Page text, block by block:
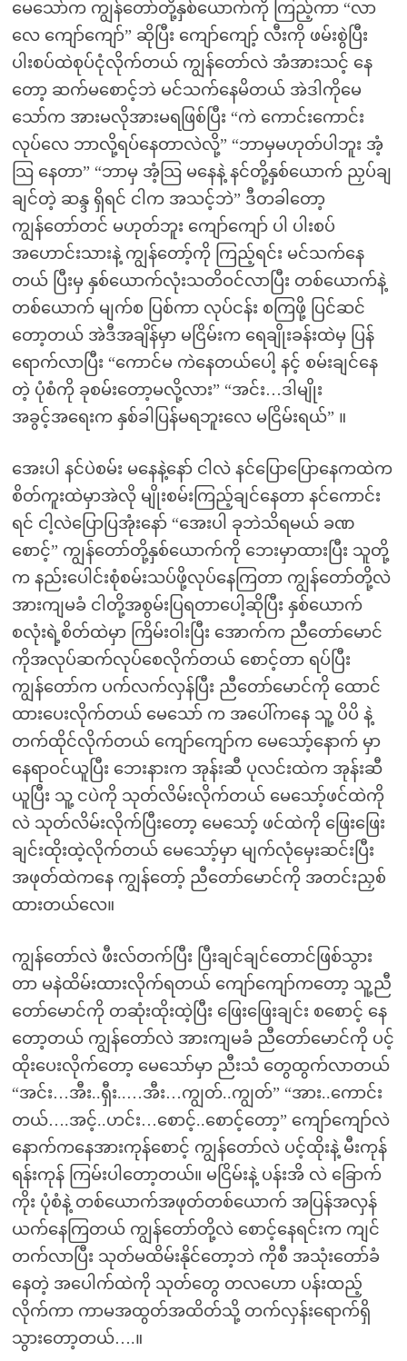
မေသော်က ကျွန်တော်တို့နှစ်ယောက်ကို ကြည့်ကာ “လာ
လေ ကျော်ကျော်” ဆိုပြီး ကျော်ကျော့် လီးကို ဖမ်းစွဲပြီး
ပါးစပ်ထဲစုပ်ငုံလိုက်တယ် ကျွန်တော်လဲ အံအားသင့် နေ
တော့ ဆက်မစောင့်ဘဲ မင်သက်နေမိတယ် အဲဒါကိုမေ
သော်က အားမလိုအားမရဖြစ်ပြီး “ကဲ ကောင်းကောင်း
လုပ်လေ ဘာလို့ရပ်နေတာလဲလို့” “ဘာမှမဟုတ်ပါဘူး အံ့
သြ နေတာ” “ဘာမှ အံ့သြ မနေနဲ့ နင်တို့နှစ်ယောက် ညှပ်ချ
ချင်တဲ့ ဆန္ဒ ရှိရင် ငါက အသင့်ဘဲ” ဒီတခါတော့
ကျွန်တော်တင် မဟုတ်ဘူး ကျော်ကျော် ပါ ပါးစပ်
အဟောင်းသားနဲ့ ကျွန်တော့်ကို ကြည့်ရင်း မင်သက်နေ
တယ် ပြီးမှ နှစ်ယောက်လုံးသတိဝင်လာပြီး တစ်ယောက်နဲ့
တစ်ယောက် မျက်စ ပြစ်ကာ လုပ်ငန်း စကြဖို့ ပြင်ဆင်
တော့တယ် အဲဒီအချိန်မှာ မငြိမ်းက ရေချိုးခန်းထဲမှ ပြန်
ရောက်လာပြီး “ကောင်မ ကဲနေတယ်ပေါ့ နင့် စမ်းချင်နေ
တဲ့ ပုံစံကို ခုစမ်းတော့မလို့လား” “အင်း…ဒါမျိုး
အခွင့်အရေးက နှစ်ခါပြန်မရဘူးလေ မငြိမ်းရယ်” ။
အေးပါ နင်ပဲစမ်း မနေနဲ့နော် ငါလဲ နင်ပြောပြောနေကထဲက
စိတ်ကူးထဲမှာအဲလို မျိုးစမ်းကြည့်ချင်နေတာ နင်ကောင်း
ရင် ငါ့လဲပြောပြအုံးနော် “အေးပါ ခုဘဲသိရမယ် ခဏ
စောင့်” ကျွန်တော်တို့နှစ်ယောက်ကို ဘေးမှာထားပြီး သူတို့
က နည်းပေါင်းစုံစမ်းသပ်ဖို့လုပ်နေကြတာ ကျွန်တော်တို့လဲ
အားကျမခံ ငါတို့အစွမ်းပြရတာပေါ့ဆိုပြီး နှစ်ယောက်
စလုံးရဲ့စိတ်ထဲမှာ ကြိမ်းဝါးပြီး အောက်က ညီတော်မောင်
ကိုအလုပ်ဆက်လုပ်စေလိုက်တယ် စောင့်တာ ရပ်ပြီး
ကျွန်တော်က ပက်လက်လှန်ပြီး ညီတော်မောင်ကို ထောင်
ထားပေးလိုက်တယ် မေသော် က အပေါ်ကနေ သူ့ ပိပိ နဲ့
တက်ထိုင်လိုက်တယ် ကျော်ကျော်က မေသော့်နောက် မှာ
နေရာဝင်ယူပြီး ဘေးနားက အုန်းဆီ ပုလင်းထဲက အုန်းဆီ
ယူပြီး သူ့ ငပဲကို သုတ်လိမ်းလိုက်တယ် မေသော့်ဖင်ထဲကို
လဲ သုတ်လိမ်းလိုက်ပြီးတော့ မေသော့် ဖင်ထဲကို ဖြေးဖြေး
ချင်းထိုးထဲ့လိုက်တယ် မေသော့်မှာ မျက်လုံမှေးဆင်းပြီး
အဖုတ်ထဲကနေ ကျွန်တော့် ညီတော်မောင်ကို အတင်းညှစ်
ထားတယ်လေ။
ကျွန်တော်လဲ ဖီးလ်တက်ပြီး ပြီးချင်ချင်တောင်ဖြစ်သွား
တာ မနဲထိမ်းထားလိုက်ရတယ် ကျော်ကျော်ကတော့ သူ့ညီ
တော်မောင်ကို တဆုံးထိုးထဲ့ပြီး ဖြေးဖြေးချင်း စစောင့် နေ
တော့တယ် ကျွန်တော်လဲ အားကျမခံ ညီတော်မောင်ကို ပင့်
ထိုးပေးလိုက်တော့ မေသော်မှာ ညီးသံ တွေထွက်လာတယ်
“အင်း…အီး..ရှီး..…အီး…ကျွတ်..ကျွတ်” “အား..ကောင်း
တယ်….အင့်..ဟင်း…စောင့်..စောင့်တော့” ကျော်ကျော်လဲ
နောက်ကနေအားကုန်စောင့် ကျွန်တော်လဲ ပင့်ထိုးနဲ့ မီးကုန်
ရန်းကုန် ကြမ်းပါတော့တယ်။ မငြိမ်းနဲ့ ပန်းအိ လဲ ခြောက်
ကိုး ပုံစံနဲ့ တစ်ယောက်အဖုတ်တစ်ယောက် အပြန်အလှန်
ယက်နေကြတယ် ကျွန်တော်တို့လဲ စောင့်နေရင်းက ကျင်
တက်လာပြီး သုတ်မထိမ်းနိုင်တော့ဘဲ ကိုစီ အသုံးတော်ခံ
နေတဲ့ အပေါက်ထဲကို သုတ်တွေ တလဟော ပန်းထည့်
လိုက်ကာ ကာမအထွတ်အထိတ်သို့ တက်လှန်းရောက်ရှိ
သွားတော့တယ်….။